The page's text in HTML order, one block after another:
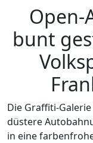
Open-
bunt
Die Graffiti-
düstere
in eine